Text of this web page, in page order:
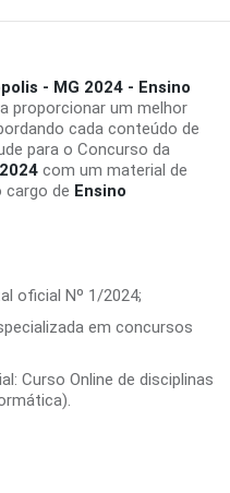
- MG 2024 - Ensino
proporcionar um melhor
cada conteúdo de
para o Concurso da
com um material de
cargo de Ensino
oficial Nº 1/2024;
em concursos
Curso Online de disciplinas